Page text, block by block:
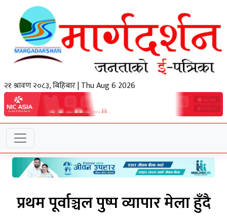
२१ श्रावण २०८३, बिहिबार | Thu Aug 6 2026
प्रथम पूर्वाञ्चल पुष्प व्यापार मेला हुँदै